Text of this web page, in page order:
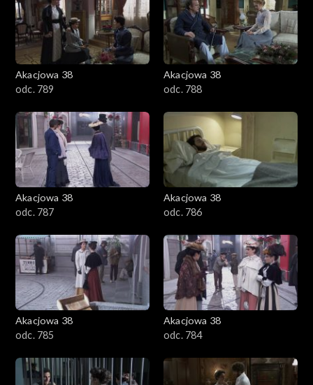
Akacjowa 38
odc. 789
Akacjowa 38
odc. 788
Akacjowa 38
odc. 787
Akacjowa 38
odc. 786
Akacjowa 38
odc. 785
Akacjowa 38
odc. 784